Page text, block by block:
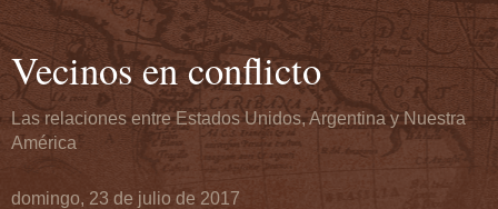
Vecinos en conflicto
Las relaciones entre Estados Unidos, Argentina y Nuestra
América
domingo, 23 de julio de 2017